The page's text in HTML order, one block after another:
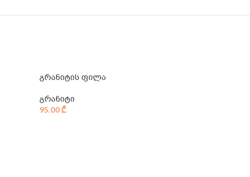
გრანიტის ფილა
გრანიტი
95.00 ₾